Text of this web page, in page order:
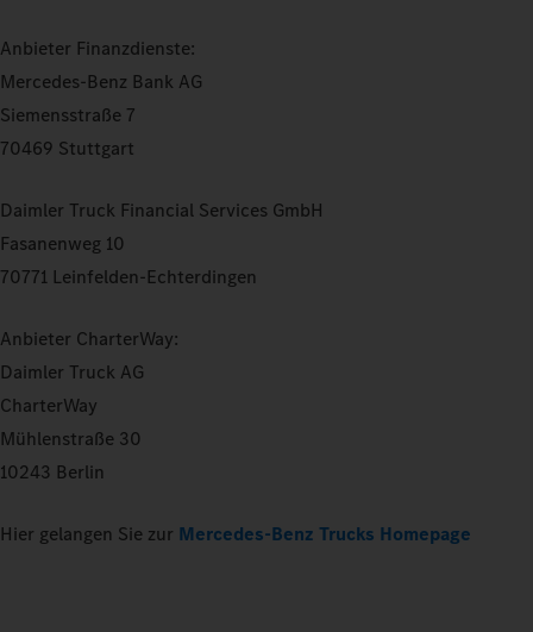
Anbieter Finanzdienste:
Mercedes-Benz Bank AG
Siemensstraße 7
70469 Stuttgart
Daimler Truck Financial Services GmbH
Fasanenweg 10
70771 Leinfelden-Echterdingen
Anbieter CharterWay:
Daimler Truck AG
CharterWay
Mühlenstraße 30
10243 Berlin
Hier gelangen Sie zur Mercedes-Benz Trucks Homepage